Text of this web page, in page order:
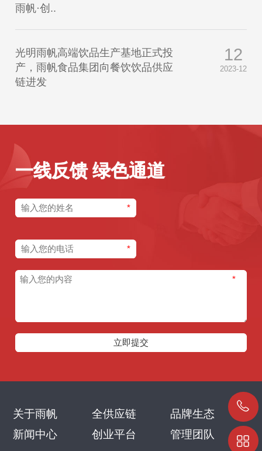
雨帆·创..
光明雨帆高端饮品生产基地正式投
产，雨帆食品集团向餐饮饮品供应
链进发
12
2023-12
一线反馈 绿色通道
*
*
*
关于雨帆 全供应链
品牌生态
新闻中心
创业平台 管理团队